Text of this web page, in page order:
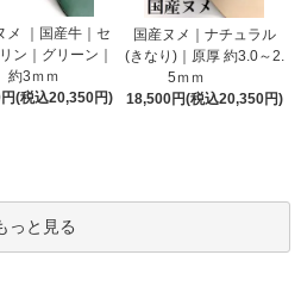
メ ｜国産牛｜セ
ン｜グリーン｜
約3ｍｍ
(税込20,350円)
国産ヌメ｜ナチュラル
(きなり)｜原厚 約3.0～2.
5ｍｍ
18,500円(税込20,350円)
っと見る